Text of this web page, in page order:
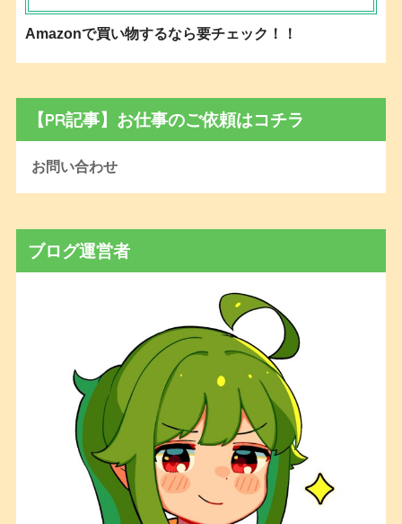
Amazonで買い物するなら要チェック！！
【PR記事】お仕事のご依頼はコチラ
お問い合わせ
ブログ運営者